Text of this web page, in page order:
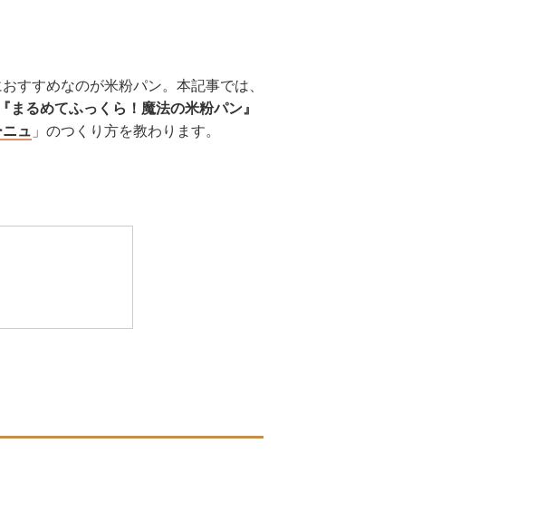
すすめなのが米粉パン。本記事では、
『まるめてふっくら！魔法の米粉パン』
ュ 」のつくり方を教わります。